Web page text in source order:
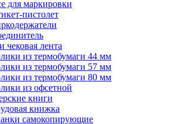
для маркировки
пистолет
чековая лента
из термобумаги 44 мм
из термобумаги 57 мм
из термобумаги 80 мм
из офсетной
книги
книжка
самокопирующие